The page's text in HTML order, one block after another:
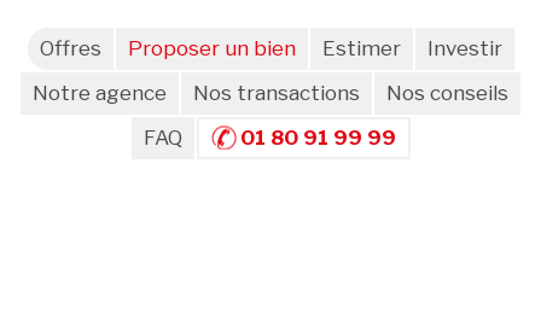
Offres Proposer un bien Estimer
Investir
Notre agence
Nos transactions
Nos conseils
FAQ
01 80 91 99 99